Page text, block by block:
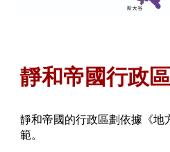
靜和帝國行政
靜和帝國的行政區劃依據《地
範。